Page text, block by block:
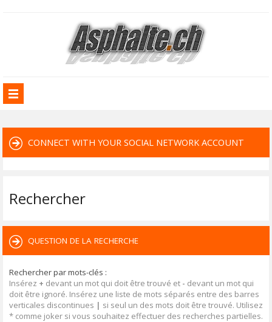
CONNECT WITH YOUR SOCIAL NETWORK ACCOUNT
Rechercher
QUESTION DE LA RECHERCHE
Rechercher par mots-clés :
Insérez + devant un mot qui doit être trouvé et - devant un mot qui
doit être ignoré. Insérez une liste de mots séparés entre des barres
verticales discontinues | si seul un des mots doit être trouvé. Utilisez
* comme joker si vous souhaitez effectuer des recherches partielles.